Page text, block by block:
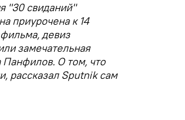
"30 свиданий"
приурочена к 14
девиз
замечательная
О том, что
рассказал Sputnik сам